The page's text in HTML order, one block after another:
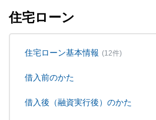
住宅ローン
住宅ローン基本情報 (12件)
借入前のかた
借入後（融資実行後）のかた